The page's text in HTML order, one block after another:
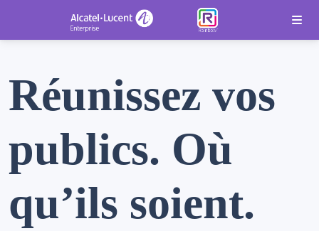
Réunissez vos
publics. Où
qu’ils soient.